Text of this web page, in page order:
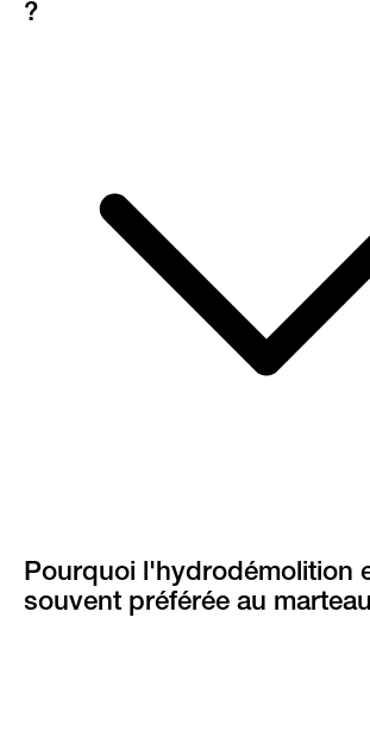
?
Pourquoi l'hydrodémolition
souvent préférée au